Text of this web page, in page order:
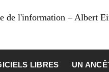
de l'information – Albert
LIBRES UN